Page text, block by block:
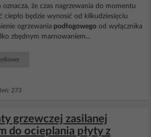
oznacza, że czas nagrzewania do momentu
ciepło będzie wynosić od kilkudziesięciu
ogrzewania podłogowego od wyłącznika
zbędnym marnowaniem...
273
grzewczej zasilanej
do ocieplania płyty z